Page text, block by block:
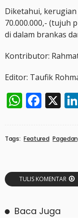
Diketahui, kerugian
70.000.000,- (tujuh
di dalam brankas
Kontributor:
Editor: Taufik
X
Tags: Featured
TULIS KOMENTAR
Baca Juga